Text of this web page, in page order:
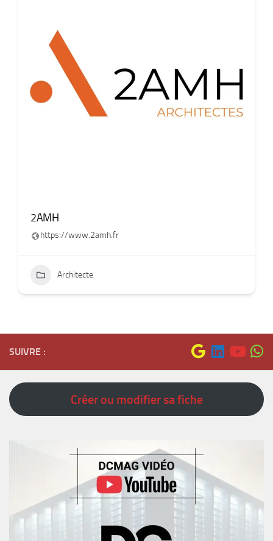
2AMH
https://www.2amh.fr
Architecte
SUIVRE :
Créer ou modifier sa fiche